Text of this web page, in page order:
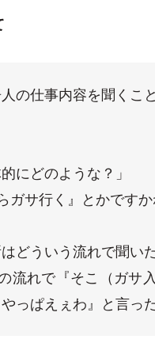
の仕事内容を聞くこ
にどのような？」
ガサ行く』とかですか
どういう流れで聞い
流れで『そこ（ガサ
っぱえぇわ』と言っ